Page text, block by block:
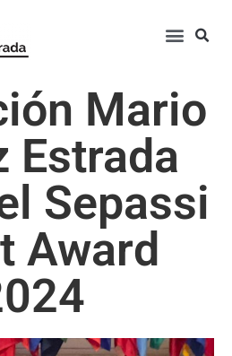
Mario
Estrada
Sepassi
Award